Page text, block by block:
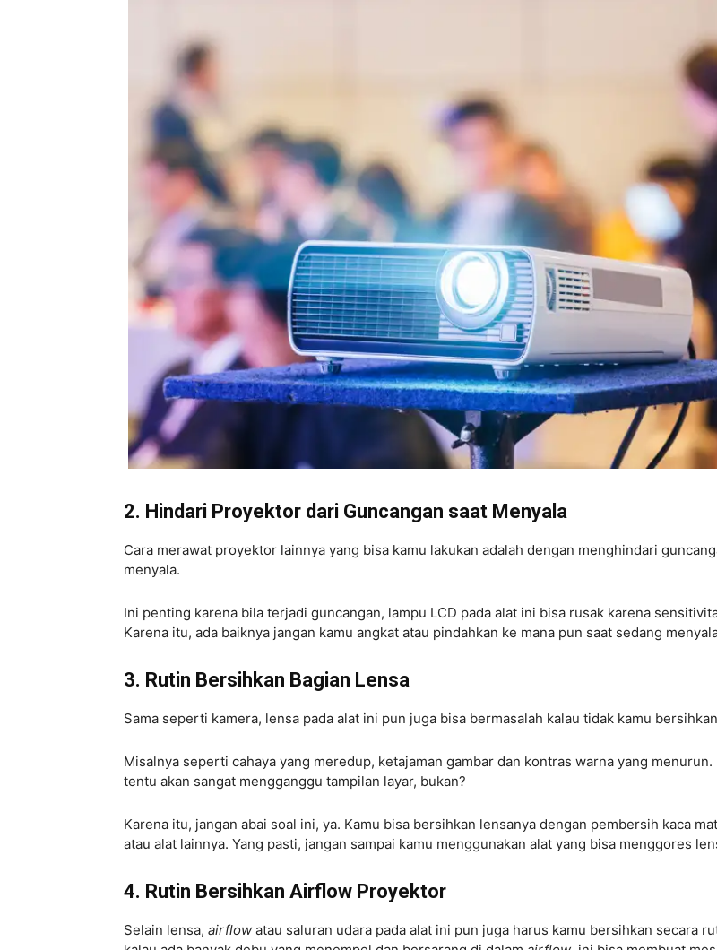
2. Hindari Proyektor dari Guncangan saat Menyala
Cara merawat proyektor lainnya yang bisa kamu lakukan adalah dengan menghindari
menyala.
Ini penting karena bila terjadi guncangan, lampu LCD pada alat ini bisa rusak karena
Karena itu, ada baiknya jangan kamu angkat atau pindahkan ke mana pun saat sedang
3. Rutin Bersihkan Bagian Lensa
Sama seperti kamera, lensa pada alat ini pun juga bisa bermasalah kalau tidak kamu
Misalnya seperti cahaya yang meredup, ketajaman gambar dan kontras warna yang
tentu akan sangat mengganggu tampilan layar, bukan?
Karena itu, jangan abai soal ini, ya. Kamu bisa bersihkan lensanya dengan pembersih kaca
atau alat lainnya. Yang pasti, jangan sampai kamu menggunakan alat yang bisa menggores
4. Rutin Bersihkan Airflow Proyektor
Selain lensa, airflow atau saluran udara pada alat ini pun juga harus kamu bersihkan secara